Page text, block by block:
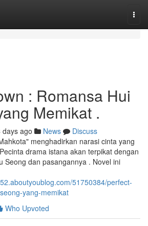
: Romansa Hui
Memikat .
days ago News
Discuss
menghadirkan narasi cinta yang
drama istana akan terpikat dengan
Seong dan pasangannya . Novel ini
51750384/perfect-
yang-memikat
Who Upvoted